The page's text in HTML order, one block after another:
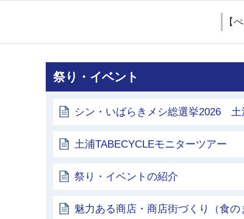
【
祭り・イベント
シン・いばらきメシ総選挙2026 土
土浦TABECYCLEモニターツアー
祭り・イベントの紹介
魅力ある商店・商店街づくり（食